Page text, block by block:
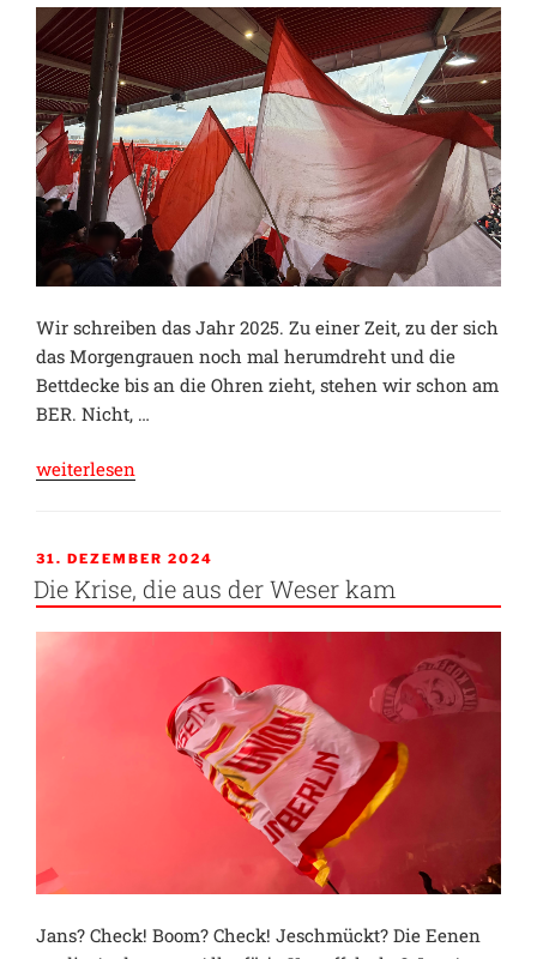
Papier“
Wir schreiben das Jahr 2025. Zu einer Zeit, zu der sich
das Morgengrauen noch mal herumdreht und die
Bettdecke bis an die Ohren zieht, stehen wir schon am
BER. Nicht, …
„Out
weiterlesen
VERÖFFENTLICHT
AM
31. DEZEMBER 2024
Die Krise, die aus der Weser kam
Jans? Check! Boom? Check! Jeschmückt? Die Eenen